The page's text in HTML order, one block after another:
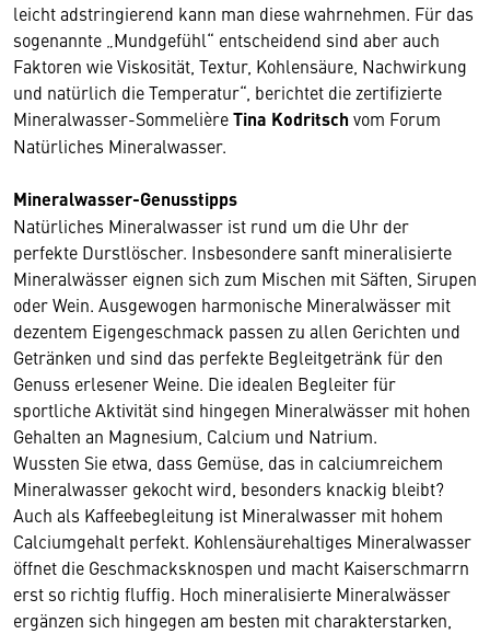
leicht adstringierend kann man diese wahrnehmen. Für das
sogenannte „Mundgefühl“ entscheidend sind aber auch
Faktoren wie Viskosität, Textur, Kohlensäure, Nachwirkung
und natürlich die Temperatur“, berichtet die zertifizierte
Mineralwasser-SommelièreTina Kodritsch vom Forum
Natürliches Mineralwasser.
Mineralwasser-Genusstipps
Natürliches Mineralwasser ist rund um die Uhr der
perfekte Durstlöscher. Insbesondere sanft mineralisierte
Mineralwässer eignen sich zum Mischen mit Säften, Sirupen
oder Wein. Ausgewogen harmonische Mineralwässer mit
dezentem Eigengeschmack passen zu allen Gerichten und
Getränken und sind das perfekte Begleitgetränk für den
Genuss erlesener Weine. Die idealen Begleiter für
sportliche Aktivität sind hingegen Mineralwässer mit hohen
Gehalten an Magnesium, Calcium und Natrium.
Wussten Sie etwa, dass Gemüse, das in calciumreichem
Mineralwasser gekocht wird, besonders knackig bleibt?
Auch als Kaffeebegleitung ist Mineralwasser mit hohem
Calciumgehalt perfekt. Kohlensäurehaltiges Mineralwasser
öffnet die Geschmacksknospen und macht Kaiserschmarrn
erst so richtig fluffig. Hoch mineralisierte Mineralwässer
ergänzen sich hingegen am besten mit charakterstarken,